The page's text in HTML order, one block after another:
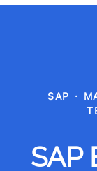
SAP ·
SAP